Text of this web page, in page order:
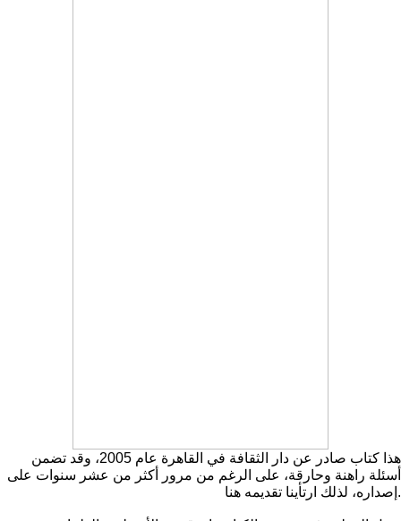
هذا كتاب صادر عن دار الثقافة في القاهرة عام 2005، وقد تضمن
أسئلة راهنة وحارقة، على الرغم من مرور أكثر من عشر سنوات على
إصداره، لذلك ارتأينا تقديمه هنا.